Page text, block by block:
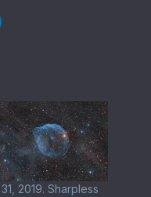
2019. Sharpless